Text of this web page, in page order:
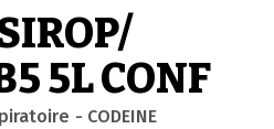
5L CONF
- CODEINE